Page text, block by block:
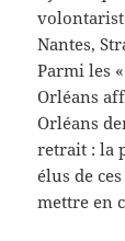
Nantes,
Parmi les
Orléans
Orléans
retrait : la
élus de
mettre en